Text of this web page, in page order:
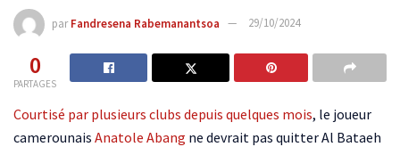
par Fandresena Rabemanantsoa 29/10/2024
0
PARTAGES
Courtisé par plusieurs clubs depuis quelques mois, le joueur
camerounais Anatole Abang ne devrait pas quitter Al Bataeh